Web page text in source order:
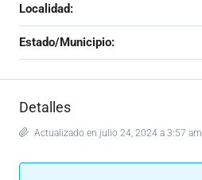
Localidad:
Estado/Municipio:
Detalles
Actualizado en julio 24, 2024 a 3:57 am